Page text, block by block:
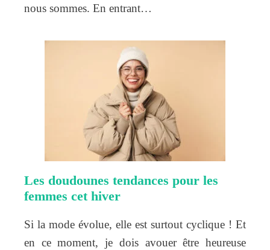
nous sommes. En entrant…
Les doudounes tendances pour les
femmes cet hiver
Si la mode évolue, elle est surtout cyclique ! Et
en ce moment, je dois avouer être heureuse